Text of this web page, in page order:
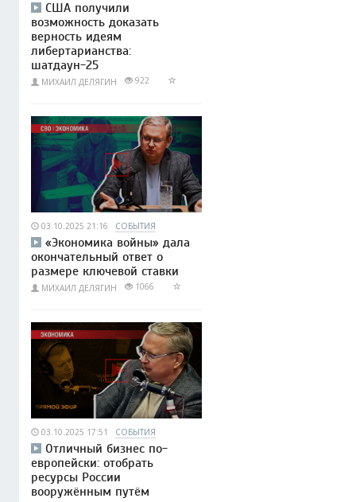
США получили
возможность доказать
верность идеям
либертарианства:
шатдаун-25
МИХАИЛ ДЕЛЯГИН 922
03.10.2025 21:16 СОБЫТИЯ
«Экономика войны» дала
окончательный ответ о
размере ключевой ставки
МИХАИЛ ДЕЛЯГИН 1066
03.10.2025 17:51 СОБЫТИЯ
Отличный бизнес по-
европейски: отобрать
ресурсы России
вооружённым путём